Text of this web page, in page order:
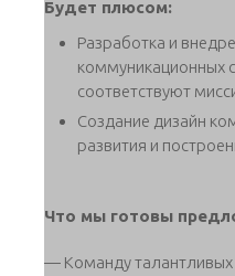
Будет плюсом:
Разработка и
коммуникационных
соответствуют
Создание дизайн
развития и
Что мы готовы
— Команду талантливых